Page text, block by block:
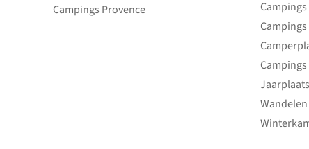
Campings Provence
Campings
Wandelen